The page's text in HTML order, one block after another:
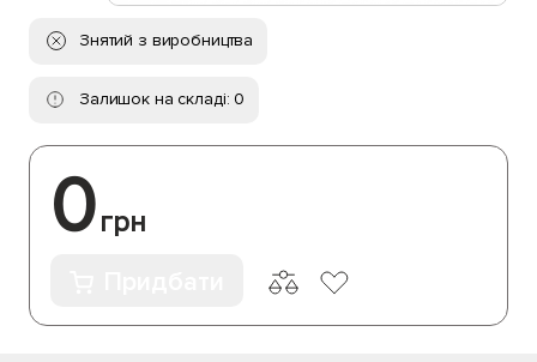
Знятий з виробництва
Залишок на складі: 0
0грн